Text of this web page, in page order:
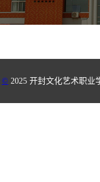
© 2025 开封文化艺术职